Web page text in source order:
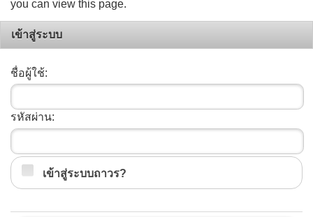
you can view this page.
เข้าสู่ระบบ
ชื่อผู้ใช้:
รหัสผ่าน:
เข้าสู่ระบบถาวร?